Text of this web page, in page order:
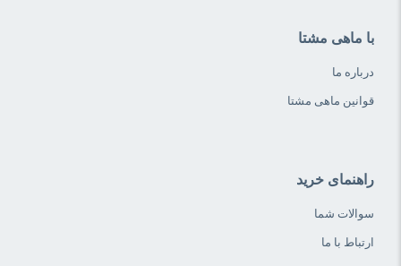
با ماهی مشتا
درباره ما
قوانین ماهی مشتا
راهنمای خرید
سوالات شما
ارتباط با ما